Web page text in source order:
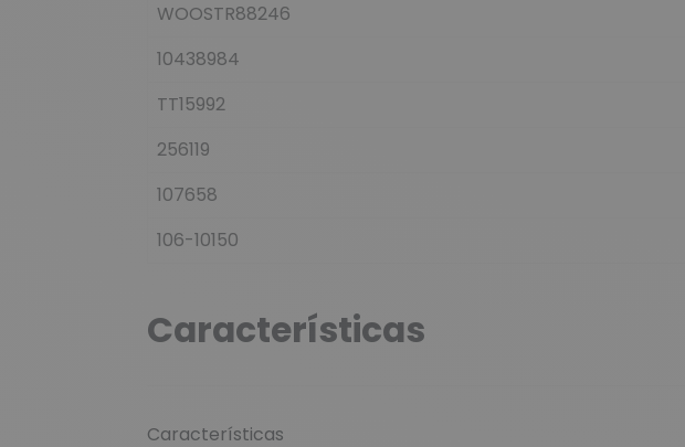
WOOSTR88246
10438984
TT15992
256119
107658
106-10150
Características
Características